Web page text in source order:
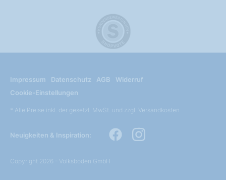
Impressum Datenschutz AGB
Widerruf
Cookie-Einstellungen
* Alle Preise inkl. der gesetzl. MwSt. und zzgl. Versandkosten
Neuigkeiten & Inspiration:
Copyright 2026 - Volksboden GmbH